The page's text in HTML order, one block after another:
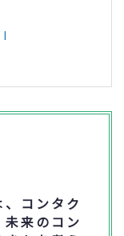
コンタク
来のコン